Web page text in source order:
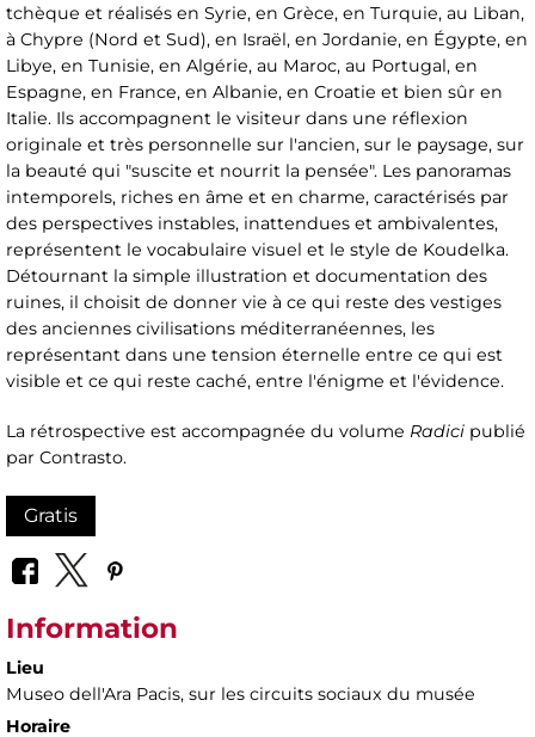
tchèque et réalisés en Syrie, en Grèce, en Turquie, au Liban,
à Chypre (Nord et Sud), en Israël, en Jordanie, en Égypte, en
Libye, en Tunisie, en Algérie, au Maroc, au Portugal, en
Espagne, en France, en Albanie, en Croatie et bien sûr en
Italie. Ils accompagnent le visiteur dans une réflexion
originale et très personnelle sur l'ancien, sur le paysage, sur
la beauté qui "suscite et nourrit la pensée". Les panoramas
intemporels, riches en âme et en charme, caractérisés par
des perspectives instables, inattendues et ambivalentes,
représentent le vocabulaire visuel et le style de Koudelka.
Détournant la simple illustration et documentation des
ruines, il choisit de donner vie à ce qui reste des vestiges
des anciennes civilisations méditerranéennes, les
représentant dans une tension éternelle entre ce qui est
visible et ce qui reste caché, entre l'énigme et l'évidence.
La rétrospective est accompagnée du volume Radici publié
par Contrasto.
Gratis
Information
Lieu
Museo dell'Ara Pacis, sur les circuits sociaux du musée
Horaire